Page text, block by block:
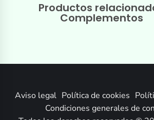
Productos
Complementos
Aviso legal Política de cookies
Condiciones generales de